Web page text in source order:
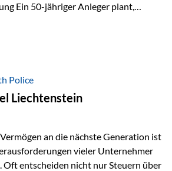
Ein 50-jähriger Anleger plant,
optimal genutzt werden, sondern
Vermögensübertragung, ohne die
der Hand zu geben. Die Lösung:
Die Umsetzung erfolgt über die
Police
Liechtenstein
an die nächste Generation ist
vieler Unternehmer
Oft entscheiden nicht nur Steuern über